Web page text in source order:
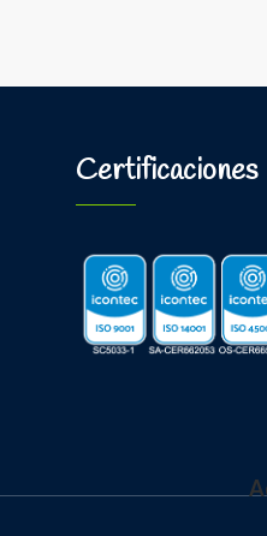
Certificaciones